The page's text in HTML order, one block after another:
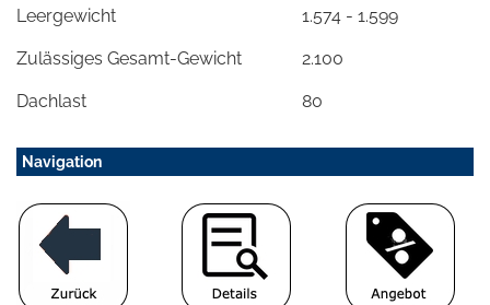
Leergewicht 1.574 - 1.599
Zulässiges Gesamt-Gewicht 2.100
Dachlast 80
Navigation